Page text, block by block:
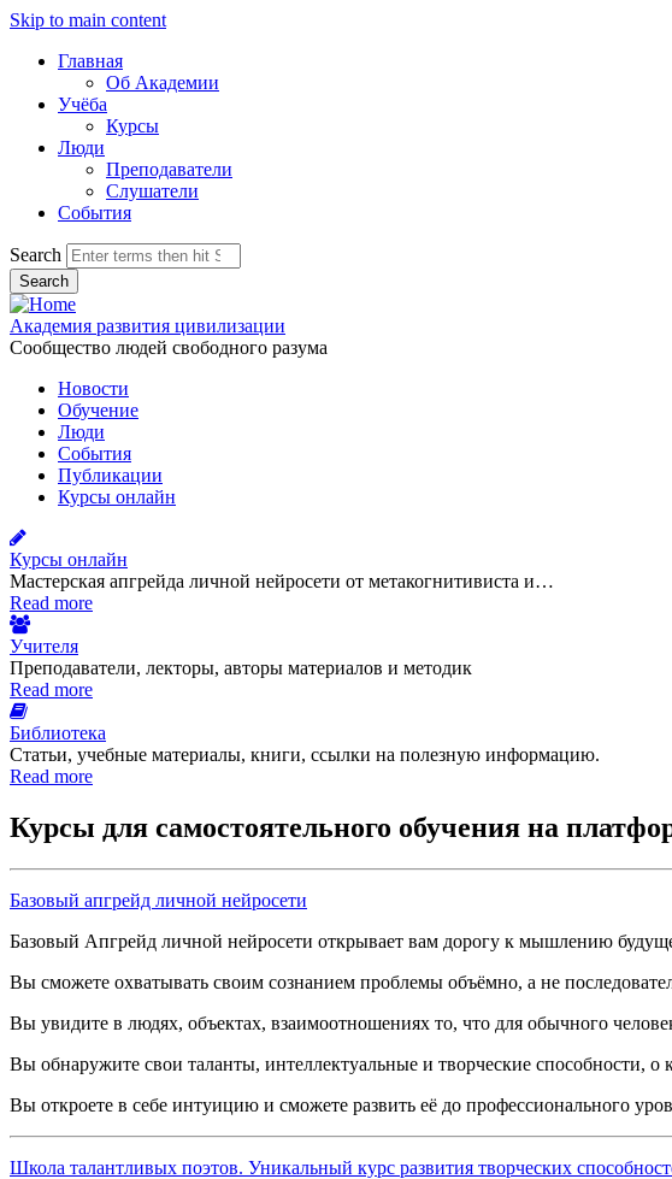
Skip to main content
Главная
Об Академии
Учёба
Курсы
Люди
Преподаватели
Слушатели
События
Search
Академия развития цивилизации
Сообщество людей свободного разума
Новости
Обучение
Люди
События
Публикации
Курсы онлайн
Курсы онлайн
Мастерская апгрейда личной нейросети от метакогнитивиста и…
Read more
Учителя
Преподаватели, лекторы, авторы материалов и методик
Read more
Библиотека
Статьи, учебные материалы, книги, ссылки на полезную информацию.
Read more
Курсы для самостоятельного обучения на
Базовый апгрейд личной нейросети
Базовый Апгрейд личной нейросети открывает вам дорогу к мышлению
Вы сможете охватывать своим сознанием проблемы объёмно, а не
Вы увидите в людях, объектах, взаимоотношениях то, что для обычного
Вы обнаружите свои таланты, интеллектуальные и творческие способности, о
Вы откроете в себе интуицию и сможете развить её до профессионального
Школа талантливых поэтов. Уникальный курс развития творческих